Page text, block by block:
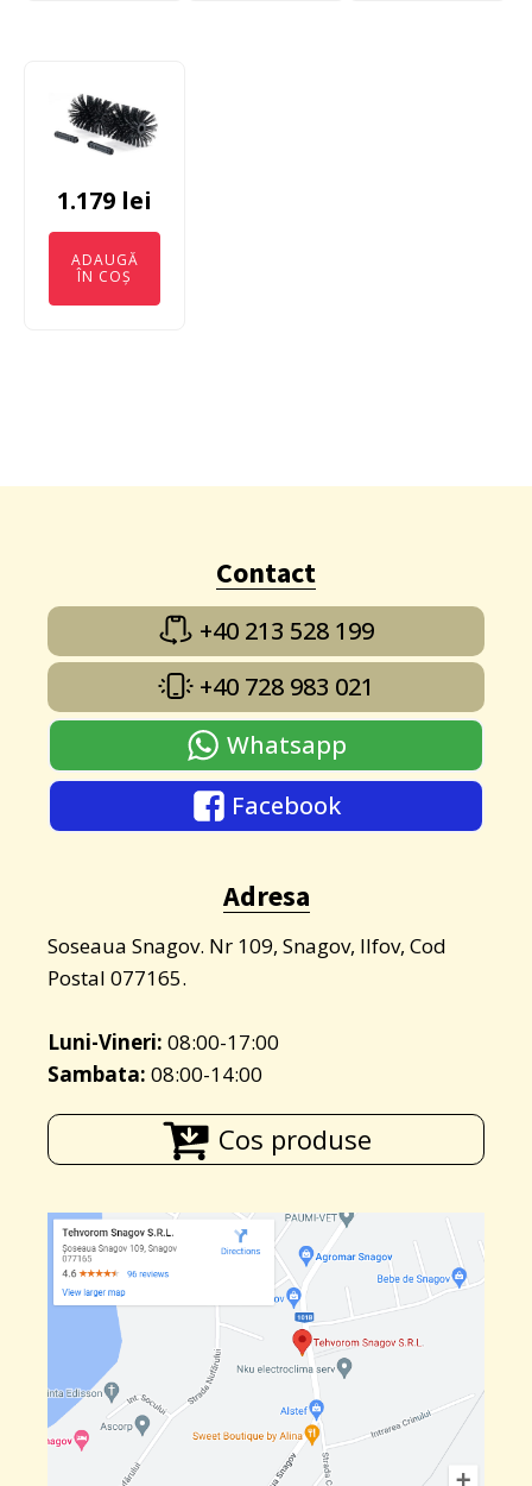
1.179 lei
ADAUGĂ
ÎN COȘ
Contact
+40 213 528 199
+40 728 983 021
Whatsapp
Facebook
Adresa
Soseaua Snagov. Nr 109, Snagov, Ilfov, Cod
Postal 077165.
Luni-Vineri: 08:00-17:00
Sambata: 08:00-14:00
Cos produse